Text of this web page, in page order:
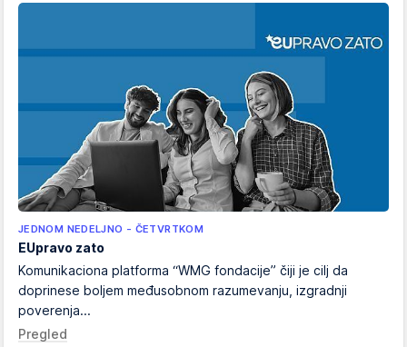
JEDNOM NEDELJNO - ČETVRTKOM
EUpravo zato
Komunikaciona platforma “WMG fondacije” čiji je cilj da
doprinese boljem međusobnom razumevanju, izgradnji
poverenja...
Pregled